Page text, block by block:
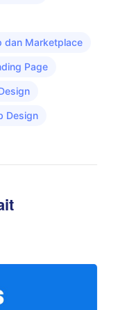
dan Marketplace
Page
Design